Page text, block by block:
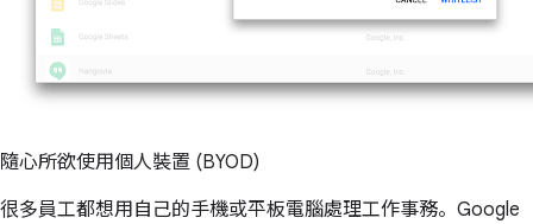
隨心所欲使用個人裝置 (BYOD)
很多員工都想用自己的手機或平板電腦處理工作事務。Google